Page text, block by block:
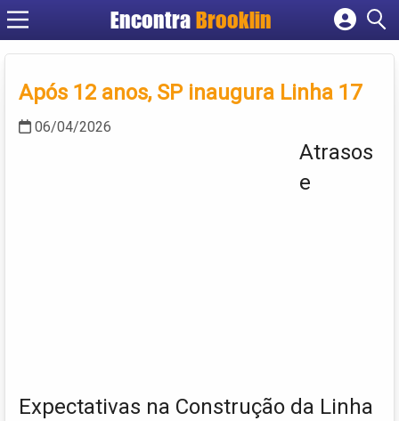
Encontra Brooklin
Cadastrar empresa
Criar conta
Após 12 anos, SP inaugura Linha 17
06/04/2026
Atrasos
e
Expectativas na Construção da Linha